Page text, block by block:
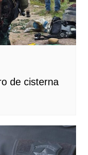
de cisterna